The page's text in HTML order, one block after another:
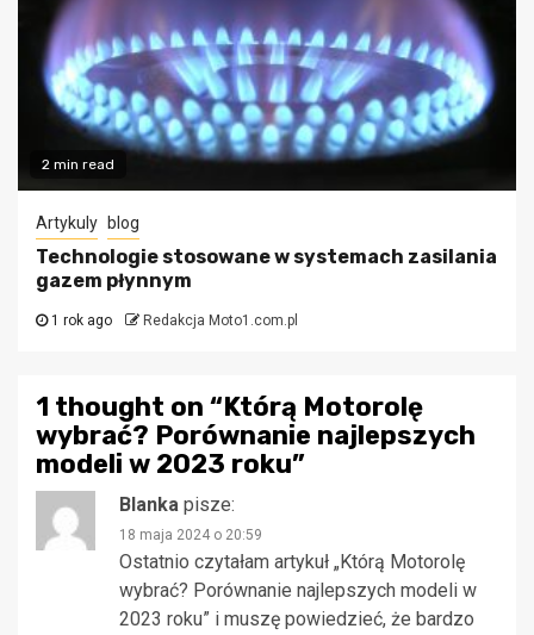
2 min read
Artykuly blog
Technologie stosowane w systemach zasilania
gazem płynnym
1 rok ago Redakcja Moto1.com.pl
1 thought on “Którą Motorolę
wybrać? Porównanie najlepszych
modeli w 2023 roku”
Blanka pisze:
18 maja 2024 o 20:59
Ostatnio czytałam artykuł „Którą Motorolę
wybrać? Porównanie najlepszych modeli w
2023 roku” i muszę powiedzieć, że bardzo